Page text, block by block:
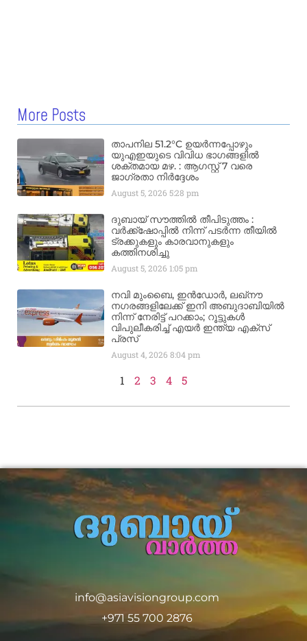
More Posts
താപനില 51.2°C ഉയർന്നപ്പോഴും
യുഎഇയുടെ വിവിധ ഭാഗങ്ങളിൽ
ശക്തമായ മഴ. : ആഗസ്റ്റ് 7 വരെ
ജാഗ്രതാ നിർദ്ദേശം
August 5, 20265:28 pm
ദുബായ് സൗത്തിൽ തീപിടുത്തം :
വർക്ക്‌ഷോപ്പിൽ നിന്ന് പടർന്ന തീയിൽ
ട്രക്കുകളും കാരവാനുകളും
കത്തിനശിച്ചു
August 5, 2026 1:05 pm
നവി മുംബൈ, ഇൻഡോർ, ലഖ്നൗ
നഗരങ്ങളിലേക്ക് ഇനി അബുദാബിയിൽ
നിന്ന് നേരിട്ട് പറക്കാം; റൂട്ടുകൾ
വിപുലീകരിച്ച് എയർ ഇന്ത്യ എക്സ്
പ്രസ്
August 4, 20268:04 pm
1 2 3 4 5
info@asiavisiongroup.com
+971 55 700 2876